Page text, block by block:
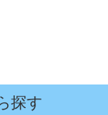
探す